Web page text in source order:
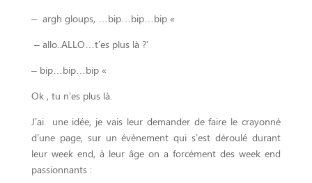
– argh gloups, …bip…bip…bip «
– allo..ALLO…t’es plus là ?’
– bip…bip…bip «
Ok , tu n’es plus là.
J’ai une idée, je vais leur demander de faire le crayonné
d’une page, sur un évènement qui s’est déroulé durant
leur week end, à leur âge on a forcément des week end
passionnants :